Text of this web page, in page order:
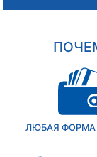
ЛЮБАЯ ФОРМА